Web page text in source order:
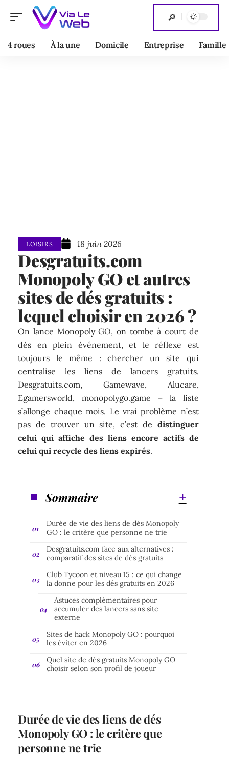
4 roues À la une Domicile Entreprise Famille
LOISIRS 18 juin 2026
Desgratuits.com
Monopoly GO et autres
sites de dés gratuits :
lequel choisir en 2026 ?
On lance Monopoly GO, on tombe à court de
dés en plein événement, et le réflexe est
toujours le même : chercher un site qui
centralise les liens de lancers gratuits.
Desgratuits.com, Gamewave, Alucare,
Egamersworld, monopolygo.game – la liste
s’allonge chaque mois. Le vrai problème n’est
pas de trouver un site, c’est de distinguer
celui qui affiche des liens encore actifs de
celui qui recycle des liens expirés.
Sommaire
Durée de vie des liens de dés Monopoly
GO : le critère que personne ne trie
Desgratuits.com face aux alternatives :
comparatif des sites de dés gratuits
Club Tycoon et niveau 15 : ce qui change
la donne pour les dés gratuits en 2026
Astuces complémentaires pour
accumuler des lancers sans site
externe
Sites de hack Monopoly GO : pourquoi
les éviter en 2026
Quel site de dés gratuits Monopoly GO
choisir selon son profil de joueur
Durée de vie des liens de dés
Monopoly GO : le critère que
personne ne trie